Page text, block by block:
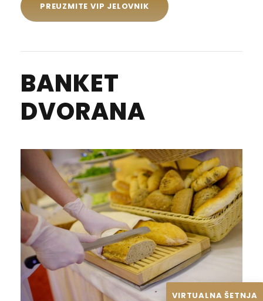
PREUZMITE VIP JELOVNIK
BANKET
DVORANA
VIRTUALNA ŠETNJA